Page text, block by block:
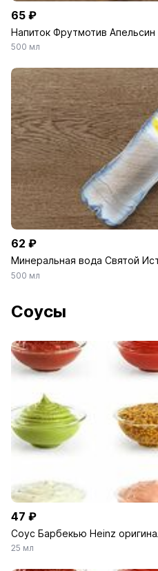
65 ₽
Напиток Фрутмотив Апельсин
500 мл
62 ₽
Минеральная вода Святой
негазированная
500 мл
Соусы
47 ₽
Соус Барбекью Heinz
25 мл